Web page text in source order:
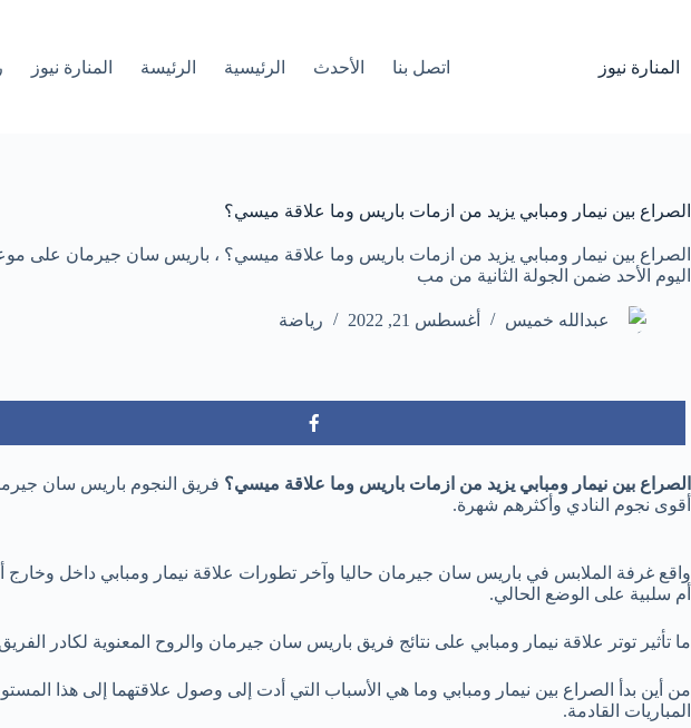
المنارة نيوز اتصل بنا الأحدث الرئيسية الرئیسة المنارة نيوز
الصراع بين نيمار ومبابي يزيد من ازمات باريس وما علاقة ميسي؟
الصراع بين نيمار ومبابي يزيد من ازمات باريس وما علاقة ميسي؟ ، باريس سان جيرمان على
اليوم الأحد ضمن الجولة الثانية من مب
عبدالله خميس أغسطس 21, 2022 رياضة
الصراع بين نيمار ومبابي يزيد من ازمات باريس وما علاقة ميسي؟ فريق النجوم باريس سان
أقوى نجوم النادي وأكثرهم شهرة.
واقع غرفة الملابس في باريس سان جيرمان حاليا وآخر تطورات علاقة نيمار ومبابي داخل وخارج
أم سلبية على الوضع الحالي.
ما تأثير توتر علاقة نيمار ومبابي على نتائج فريق باريس سان جيرمان والروح المعنوية لكادر
من أين بدأ الصراع بين نيمار ومبابي وما هي الأسباب التي أدت إلى وصول علاقتهما إلى هذا
المباريات القادمة.